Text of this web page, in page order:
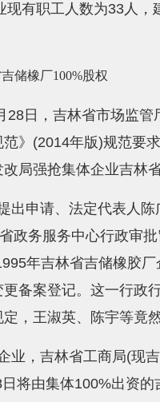
现有职工人数为33人
储橡厂100%股权
28日，吉林省市场监
范》(2014年版)规范要
局强抢集体企业吉林
出申请、法定代表人
政务服务中心行政审
年吉林省吉储橡胶
备案登记。这一行政
，王淑英、陈宇等竟
业，吉林省工商局(现
将由集体100%出资